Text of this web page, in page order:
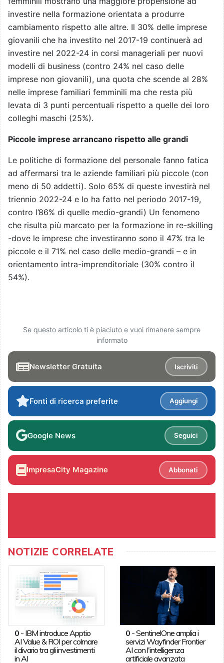
investire nella formazione orientata a produrre
cambiamento rispetto alle altre. Il 30% delle imprese
giovanili che ha investito nel 2017-19 continuerà ad
investire nel 2022-24 in corsi manageriali per nuovi
modelli di business (contro 24% nel caso delle
imprese non giovanili), una quota che scende al 28%
nelle imprese familiari femminili ma che resta più
levata di 3 punti percentuali rispetto a quelle dei loro
colleghi maschi (25%).
Piccole imprese arrancano rispetto alle grandi
Le politiche di formazione del personale fanno fatica
ad affermarsi tra le aziende familiari più piccole (con
meno di 50 addetti). Solo 65% di queste investirà nel
triennio 2022-24 e lo ha fatto nel periodo 2017-19,
contro l’86% di quelle medio-grandi) Un fenomeno
che risulta più marcato per la formazione in re-skilling
-dove le imprese che investiranno sono il 47% tra le
piccole e il 71% nel caso delle medio-grandi – e in
orientamento intra-imprenditoriale (30% contro il
54%).
Se questo articolo ti è piaciuto e vuoi rimanere sempre
informato
Newsletter Gratuita Iscriviti
Fonti di ricerca preferite Aggiungi
Google News Seguici
ImpresaCity Magazine Abbonati
NOTIZIE CORRELATE
0- IBM introduce Apptio
AI Value & ROI per colmare
il divario tra gli investimenti
in AI
0 -SentinelOne amplia i
servizi Wayfinder Frontier
AI con l'intelligenza
artificiale avanzata